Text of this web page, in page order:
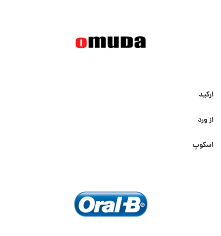
ارکید
از ورد
اسکوپ